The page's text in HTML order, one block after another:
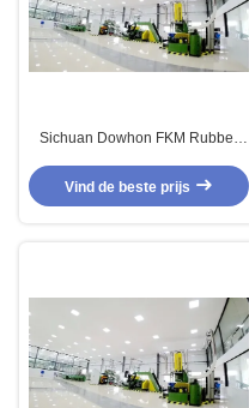
Sichuan Dowhon FKM Rubber
en hoge temperatuurbestandheid
Vind de beste prijs